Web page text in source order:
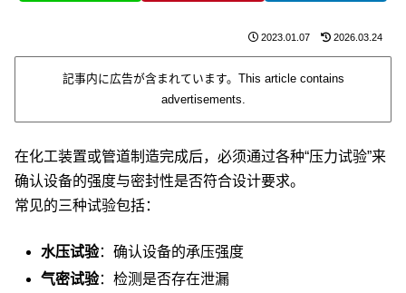
2023.01.07 2026.03.24
記事内に広告が含まれています。This article contains
advertisements.
在化工装置或管道制造完成后，必须通过各种“压力试验”来
确认设备的强度与密封性是否符合设计要求。
常见的三种试验包括：
水压试验：确认设备的承压强度
气密试验：检测是否存在泄漏